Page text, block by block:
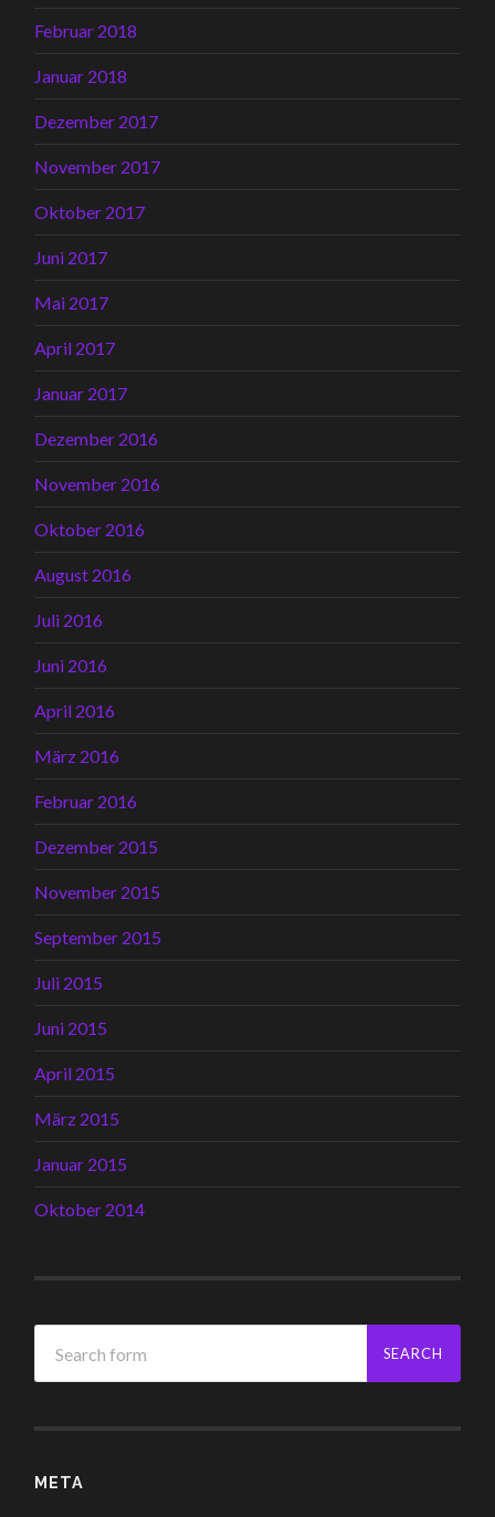
Februar 2018
Januar 2018
Dezember 2017
November 2017
Oktober 2017
Juni 2017
Mai 2017
April 2017
Januar 2017
Dezember 2016
November 2016
Oktober 2016
August 2016
Juli 2016
Juni 2016
April 2016
März 2016
Februar 2016
Dezember 2015
November 2015
September 2015
Juli 2015
Juni 2015
April 2015
März 2015
Januar 2015
Oktober 2014
META